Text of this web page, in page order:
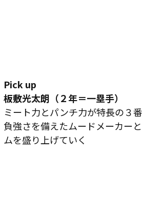
Pick up
板敷光太朗（２年＝一塁手）
ミート力とパンチ力が特長の３
負強さを備えたムードメーカー
ムを盛り上げていく